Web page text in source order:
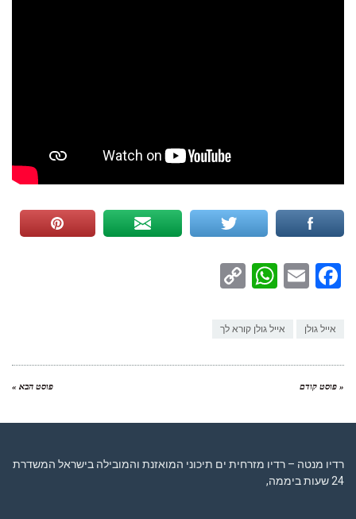
Facebook
Email
WhatsApp
אייל גולן אייל גולן קורא לך
« פוסט קודם פוסט הבא »
רדיו מנטה – רדיו מזרחית ים תיכוני המואזנת והמובילה בישראל המשדרת
24 שעות ביממה,